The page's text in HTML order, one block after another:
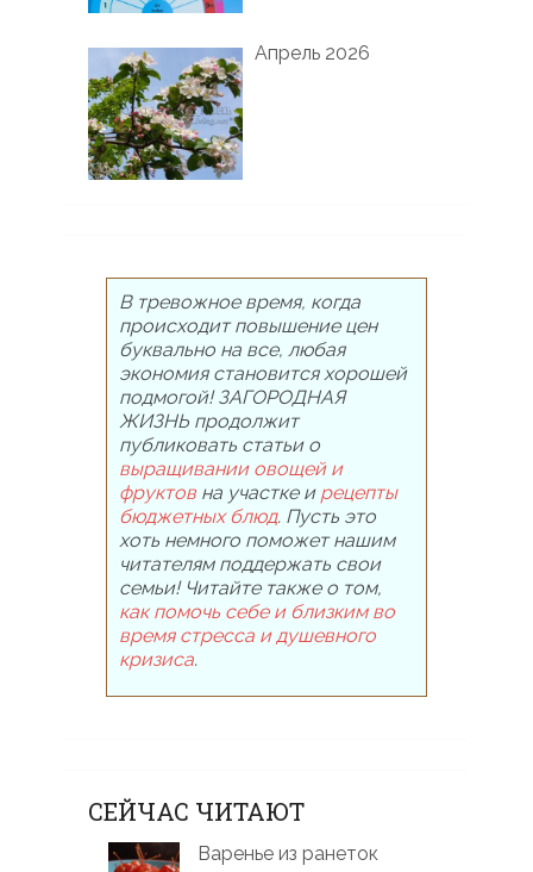
Апрель 2026
В тревожное время, когда
происходит повышение цен
буквально на все, любая
экономия становится хорошей
подмогой! ЗАГОРОДНАЯ
ЖИЗНЬ продолжит
публиковать статьи о
выращивании овощей и
фруктовна участке и рецепты
бюджетных блюд. Пусть это
хоть немного поможет нашим
читателям поддержать свои
семьи! Читайте также о том,
как помочь себе и близким во
время стресса и душевного
кризиса.
СЕЙЧАС ЧИТАЮТ
Варенье из ранеток